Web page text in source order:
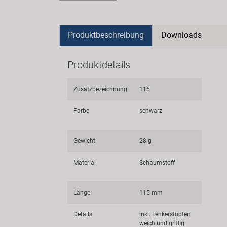
Produktbeschreibung Downloads
Produktdetails
Zusatzbezeichnung 115
Farbe schwarz
Gewicht 28 g
Material Schaumstoff
Länge 115 mm
Details
inkl. Lenkerstopfen
weich und griffig